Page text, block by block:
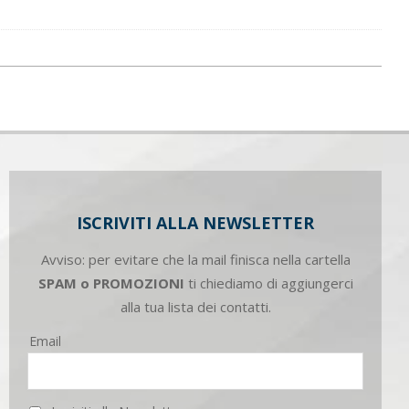
ISCRIVITI ALLA NEWSLETTER
Avviso: per evitare che la mail finisca nella cartella
SPAM o PROMOZIONI ti chiediamo di aggiungerci
alla tua lista dei contatti.
Email